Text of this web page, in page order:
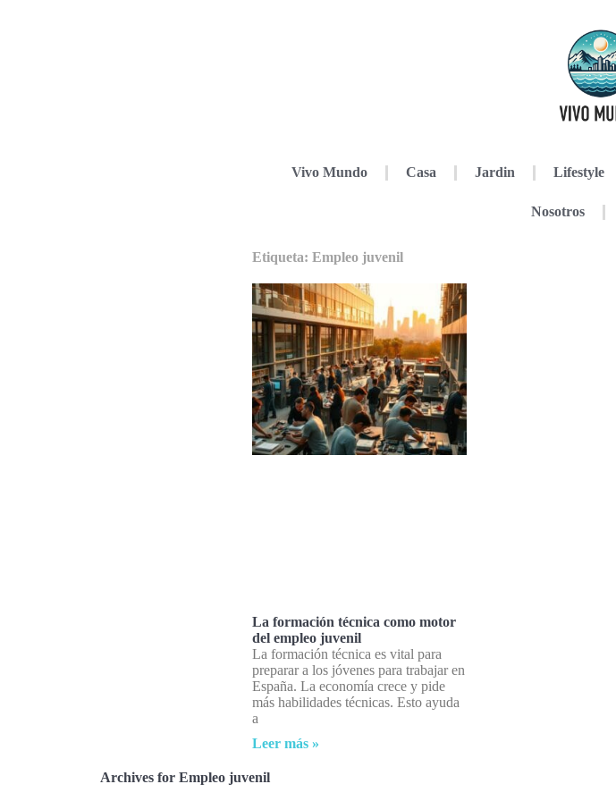
Vivo Mundo Casa Jardin Lifestyle
Nosotros
Etiqueta: Empleo juvenil
La formación técnica como motor
del empleo juvenil
La formación técnica es vital para
preparar a los jóvenes para trabajar en
España. La economía crece y pide
más habilidades técnicas. Esto ayuda
a
Leer más »
Archives for Empleo juvenil